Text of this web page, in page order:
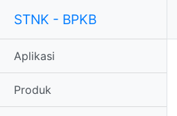
STNK - BPKB
Aplikasi
Produk